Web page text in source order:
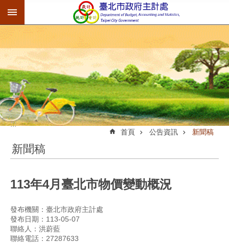
跳到主要內容區塊
:::
首頁 公告資訊 新聞稿
新聞稿
113年4月臺北市物價變動概況
發布機關：臺北市政府主計處
發布日期：113-05-07
聯絡人：洪蔚藍
聯絡電話：27287633